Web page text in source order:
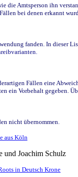
Amtsperson ihn
bei denen erkannt
fanden. In dieser
Fällen eine
Vorbehalt gegeben.
nicht übernommen.
aus Köln
Joachim Schulz
in Deutsch Krone